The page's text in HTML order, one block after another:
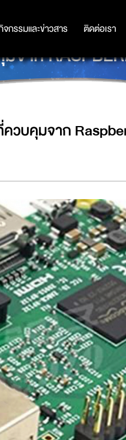
กิจกรรมและข่าวสาร ติดต่อเรา
จกรรมและข่าวสาร ติดต่อเรา
าก
วบคุมจาก